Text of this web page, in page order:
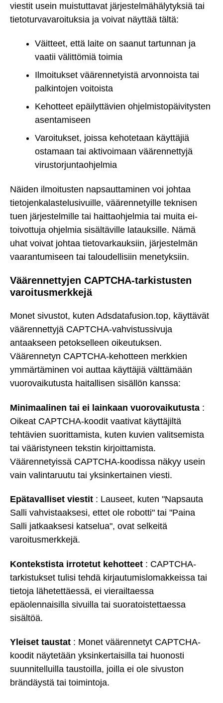
viestit usein muistuttavat järjestelmähälytyksiä tai
tietoturvavaroituksia ja voivat näyttää tältä:
Väitteet, että laite on saanut tartunnan ja
vaatii välittömiä toimia
Ilmoitukset väärennetyistä arvonnoista tai
palkintojen voitoista
Kehotteet epäilyttävien ohjelmistopäivitysten
asentamiseen
Varoitukset, joissa kehotetaan käyttäjiä
ostamaan tai aktivoimaan väärennettyjä
virustorjuntaohjelmia
Näiden ilmoitusten napsauttaminen voi johtaa
tietojenkalastelusivuille, väärennetyille teknisen
tuen järjestelmille tai haittaohjelmia tai muita ei-
toivottuja ohjelmia sisältäville latauksille. Nämä
uhat voivat johtaa tietovarkauksiin, järjestelmän
vaarantumiseen tai taloudellisiin menetyksiin.
Väärennettyjen CAPTCHA-tarkistusten
varoitusmerkkejä
Monet sivustot, kuten Adsdatafusion.top, käyttävät
väärennettyjä CAPTCHA-vahvistussivuja
antaakseen petokselleen oikeutuksen.
Väärennetyn CAPTCHA-kehotteen merkkien
ymmärtäminen voi auttaa käyttäjiä välttämään
vuorovaikutusta haitallisen sisällön kanssa:
Minimaalinen tai ei lainkaan vuorovaikutusta :
Oikeat CAPTCHA-koodit vaativat käyttäjiltä
tehtävien suorittamista, kuten kuvien valitsemista
tai vääristyneen tekstin kirjoittamista.
Väärennetyissä CAPTCHA-koodissa näkyy usein
vain valintaruutu tai yksinkertainen viesti.
Epätavalliset viestit : Lauseet, kuten "Napsauta
Salli vahvistaaksesi, ettet ole robotti" tai "Paina
Salli jatkaaksesi katselua", ovat selkeitä
varoitusmerkkejä.
Kontekstista irrotetut kehotteet : CAPTCHA-
tarkistukset tulisi tehdä kirjautumislomakkeissa tai
tietoja lähetettäessä, ei vierailtaessa
epäolennaisilla sivuilla tai suoratoistettaessa
sisältöä.
Yleiset taustat : Monet väärennetyt CAPTCHA-
koodit näytetään yksinkertaisilla tai huonosti
suunnitelluilla taustoilla, joilla ei ole sivuston
brändäystä tai toimintoja.